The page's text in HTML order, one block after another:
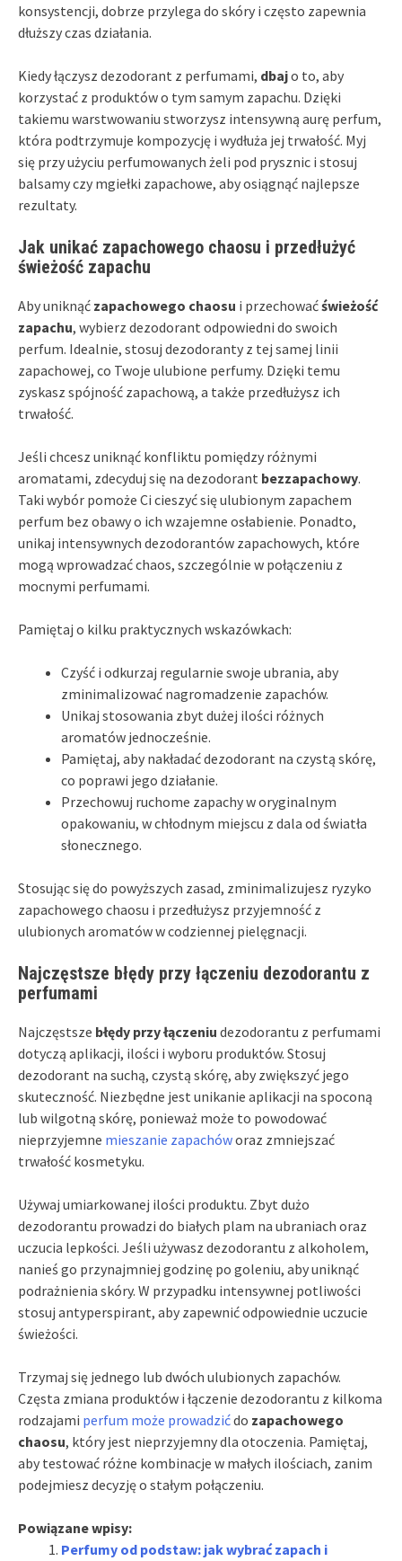
konsystencji, dobrze przylega do skóry i często zapewnia
dłuższy czas działania.
Kiedy łączysz dezodorant z perfumami, dbajo to, aby
korzystać z produktów o tym samym zapachu. Dzięki
takiemu warstwowaniu stworzysz intensywną aurę perfum,
która podtrzymuje kompozycję i wydłuża jej trwałość. Myj
się przy użyciu perfumowanych żeli pod prysznic i stosuj
balsamy czy mgiełki zapachowe, aby osiągnąć najlepsze
rezultaty.
Jak unikać zapachowego chaosu i przedłużyć
świeżość zapachu
Aby uniknąć zapachowego chaosu i przechowaćświeżość
zapachu, wybierz dezodorant odpowiedni do swoich
perfum. Idealnie, stosuj dezodoranty z tej samej linii
zapachowej, co Twoje ulubione perfumy. Dzięki temu
zyskasz spójność zapachową, a także przedłużysz ich
trwałość.
Jeśli chcesz uniknąć konfliktu pomiędzy różnymi
aromatami, zdecyduj się na dezodorant bezzapachowy.
Taki wybór pomoże Ci cieszyć się ulubionym zapachem
perfum bez obawy o ich wzajemne osłabienie. Ponadto,
unikaj intensywnych dezodorantów zapachowych, które
mogą wprowadzać chaos, szczególnie w połączeniu z
mocnymi perfumami.
Pamiętaj o kilku praktycznych wskazówkach:
Czyść i odkurzaj regularnie swoje ubrania, aby
zminimalizować nagromadzenie zapachów.
Unikaj stosowania zbyt dużej ilości różnych
aromatów jednocześnie.
Pamiętaj, aby nakładać dezodorant na czystą skórę,
co poprawi jego działanie.
Przechowuj ruchome zapachy w oryginalnym
opakowaniu, w chłodnym miejscu z dala od światła
słonecznego.
Stosując się do powyższych zasad, zminimalizujesz ryzyko
zapachowego chaosu i przedłużysz przyjemność z
ulubionych aromatów w codziennej pielęgnacji.
Najczęstsze błędy przy łączeniu dezodorantu z
perfumami
Najczęstsze błędy przy łączeniu dezodorantu z perfumami
dotyczą aplikacji, ilości i wyboru produktów. Stosuj
dezodorant na suchą, czystą skórę, aby zwiększyć jego
skuteczność. Niezbędne jest unikanie aplikacji na spoconą
lub wilgotną skórę, ponieważ może to powodować
nieprzyjemne mieszanie zapachóworaz zmniejszać
trwałość kosmetyku.
Używaj umiarkowanej ilości produktu. Zbyt dużo
dezodorantu prowadzi do białych plam na ubraniach oraz
uczucia lepkości. Jeśli używasz dezodorantu z alkoholem,
nanieś go przynajmniej godzinę po goleniu, aby uniknąć
podrażnienia skóry. W przypadku intensywnej potliwości
stosuj antyperspirant, aby zapewnić odpowiednie uczucie
świeżości.
Trzymaj się jednego lub dwóch ulubionych zapachów.
Częsta zmiana produktów i łączenie dezodorantu z kilkoma
rodzajami perfum może prowadzićdo zapachowego
chaosu, który jest nieprzyjemny dla otoczenia. Pamiętaj,
aby testować różne kombinacje w małych ilościach, zanim
podejmiesz decyzję o stałym połączeniu.
Powiązane wpisy:
Perfumy od podstaw: jak wybrać zapach i